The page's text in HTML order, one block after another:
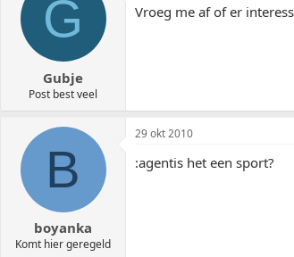
a
t
m
G
Gubje
Post best veel
Vroeg me af of er
B
boyanka
Komt hier geregeld
29 okt 2010
:agentis het een sport?